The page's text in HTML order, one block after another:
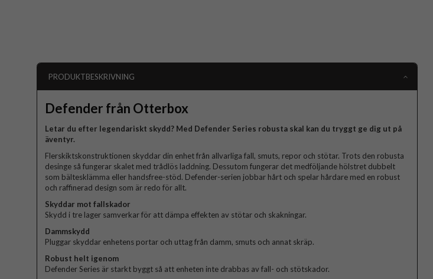
PRODUKTBESKRIVNING
Defender från Otterbox
Letar du efter legendariskt skydd? Med Defender Series robusta skal kan du tryggt ge dig ut på
äventyr.
Flerskiktskonstruktionen skyddar din enhet från allvarliga fall, smuts, repor och stötar. Trots den robusta
desinge så fungerar skalet med trådlös laddning. Dessutom fungerar det medföljande hölstret dubbelt
som bältesklämma eller handsfree-stöd. Defender-serien jobbar hårt och spelar hårdare med en robust
och raffinerad design som är redo för allt.
Skyddar mot fallskador
Skydd i tre lager samverkar för att dämpa effekten av stötar och skakningar.
Dammskydd
Pluggar skyddar enhetens portar och uttag från damm, smuts och annat skräp.
Robust helt igenom
Defender Series är starkt byggt så att enheten inte drabbas av fall- och stötskador.